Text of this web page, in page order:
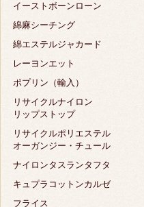
イーストボーンローン
綿麻シーチング
綿エステルジャカード
レーヨンエット
ポプリン（輸入）
リサイクルナイロン
リップストップ
リサイクルポリエステル
オーガンジー・チュール
ナイロンタスランタフタ
キュプラコットンカルゼ
フライス